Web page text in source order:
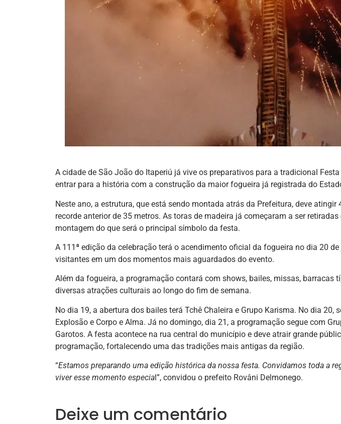
A cidade de São João do Itaperiú já vive os preparativos para a tradicional
entrar para a história com a construção da maior fogueira já registrada do
Neste ano, a estrutura, que está sendo montada atrás da Prefeitura, deve
recorde anterior de 35 metros. As toras de madeira já começaram a ser
montagem do que será o principal símbolo da festa.
A 111ª edição da celebração terá o acendimento oficial da fogueira no dia 20
visitantes em um dos momentos mais aguardados do evento.
Além da fogueira, a programação contará com shows, bailes, missas, barracas
diversas atrações culturais ao longo do fim de semana.
No dia 19, a abertura dos bailes terá Tchê Chaleira e Grupo Karisma. No dia 20,
Explosão e Corpo e Alma. Já no domingo, dia 21, a programação segue com
Garotos. A festa acontece na rua central do município e deve atrair grande
programação, fortalecendo uma das tradições mais antigas da região.
“Estamos preparando uma edição histórica da nossa festa. Convidamos toda a
viver esse momento especial”, convidou o prefeito Rovâni Delmonego.
Deixe um comentário